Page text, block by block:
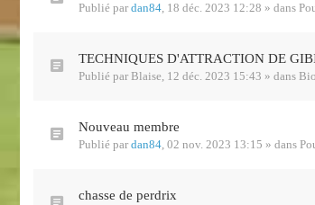
Publié par dan84, 18 déc. 2023 12:28 » dans
TECHNIQUES D'ATTRACTION DE
Publié par Blaise, 12 déc. 2023 15:43 » dans
Nouveau membre
Publié par dan84, 02 nov. 2023 13:15 » dans
chasse de perdrix